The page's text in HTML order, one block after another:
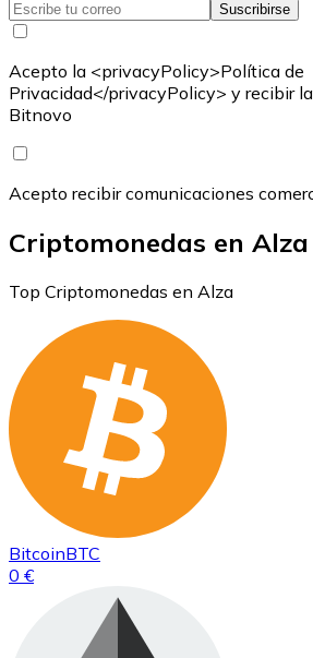
Suscribirse
Acepto la <privacyPolicy>Política de
Privacidad</privacyPolicy> y recibir
Bitnovo
Acepto recibir comunicaciones
Criptomonedas en
Top Criptomonedas en Alza
BitcoinBTC
0 €